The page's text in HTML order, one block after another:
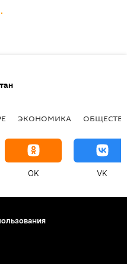
ЭКОНОМИКА
OK VK